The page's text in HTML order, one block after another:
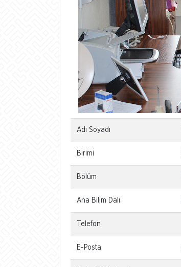
Adı Soyadı
Birimi
Bölüm
Ana Bilim Dalı
Telefon
E-Posta